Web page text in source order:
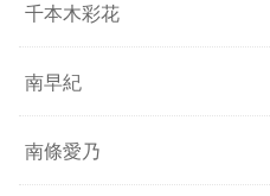
千本木彩花
南早紀
南條愛乃